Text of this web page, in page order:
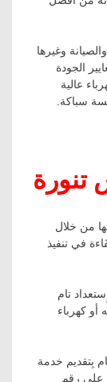
وغيرها
الجودة
عالية
سباكة.
تنورة
من خلال
في تنفيذ
تام
كهرباء
بِتقديم خدمة
على رقم